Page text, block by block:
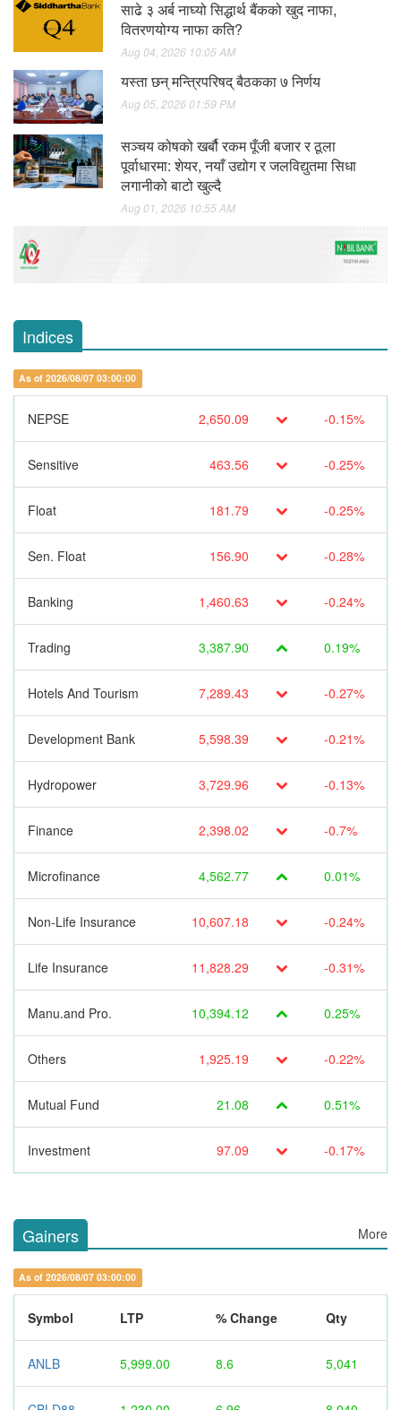
साढे ३ अर्ब नाघ्यो सिद्धार्थ बैंकको खुद नाफा,
वितरणयोग्य नाफा कति?
Aug 04, 2026 10:05 AM
यस्ता छन् मन्त्रिपरिषद् बैठकका ७ निर्णय
Aug 05, 2026 01:59 PM
सञ्चय कोषको खर्बौ रकम पूँजी बजार र ठूला
पूर्वाधारमा: शेयर, नयाँ उद्योग र जलविद्युतमा सिधा
लगानीको बाटो खुल्दै
Aug 01, 2026 10:55 AM
Indices
As of 2026/08/07 03:00:00
NEPSE 2,650.09 -0.15%
Sensitive 463.56 -0.25%
Float 181.79 -0.25%
Sen. Float 156.90 -0.28%
Banking 1,460.63 -0.24%
Trading 3,387.90 0.19%
Hotels And Tourism 7,289.43 -0.27%
Development Bank 5,598.39 -0.21%
Hydropower 3,729.96 -0.13%
Finance 2,398.02 -0.7%
Microfinance 4,562.77 0.01%
Non-Life Insurance 10,607.18 -0.24%
Life Insurance 11,828.29 -0.31%
Manu.and Pro. 10,394.12 0.25%
Others 1,925.19 -0.22%
Mutual Fund 21.08 0.51%
Investment 97.09 -0.17%
Gainers More
As of 2026/08/07 03:00:00
Symbol LTP % Change Qty
ANLB 5,999.00 8.6 5,041